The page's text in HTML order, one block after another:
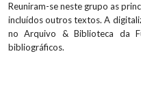
Reuniram-se neste grupo as
incluídos outros textos. A
no Arquivo & Biblioteca da
bibliográficos.